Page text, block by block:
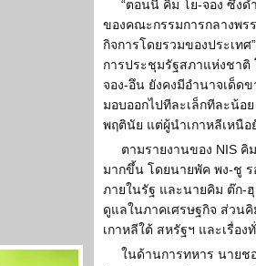
“ตอนนี้ คิม โย-จอง ซึ่งด
ของคณะกรรมการกลางพร
กิจการโดยรวมของประเท
การประชุมรัฐสภาแห่งชาติ
จอง-อึน ยังคงมีอำนาจเด็ด
มอบออกไปทีละเล็กทีละน้อ
พฤตินัย แต่ผู้นำเกาหลีเหนือ
ตามรายงานของ NIS คิ
มากขึ้น โดยนายพัค พง-ชู
ภายในรัฐ และนายคิม ต๊ก-
ดูแลในภาคเศรษฐกิจ ส่วนคิ
เกาหลีใต้ สหรัฐฯ และเรื่อง
ในด้านการทหาร นายช